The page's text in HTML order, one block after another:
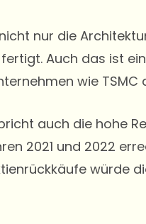
nur die
Auch das ist
wie TSMC
auch die hohe
2021 und 2022
würde